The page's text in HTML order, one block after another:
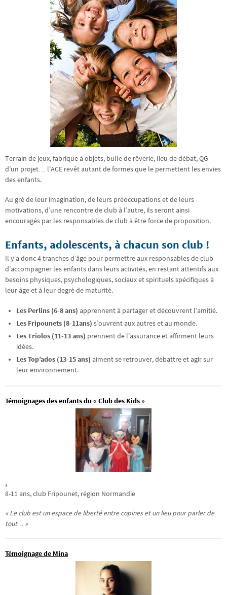
Terrain de jeux, fabrique à objets, bulle de rêverie, lieu de débat, QG
d’un projet… l’ACE revêt autant de formes que le permettent les envies
des enfants.
Au gré de leur imagination, de leurs préoccupations et de leurs
motivations, d’une rencontre de club à l’autre, ils seront ainsi
encouragés par les responsables de club à être force de proposition.
Enfants, adolescents, à chacun son club !
Il y a donc 4 tranches d’âge pour permettre aux responsables de club
d’accompagner les enfants dans leurs activités, en restant attentifs aux
besoins physiques, psychologiques, sociaux et spirituels spécifiques à
leur âge et à leur degré de maturité.
Les Perlins (6-8 ans) apprennent à partager et découvrent l’amitié.
Les Fripounets (8-11ans) s’ouvrent aux autres et au monde.
Les Triolos (11-13 ans) prennent de l’assurance et affirment leurs
idées.
Les Top’ados (13-15 ans) aiment se retrouver, débattre et agir sur
leur environnement.
Témoignages des enfants du « Club des Kids »
,
8-11 ans, club Fripounet, région Normandie
« Le club est un espace de liberté entre copines et un lieu pour parler de
tout… »
Témoignage de Mina